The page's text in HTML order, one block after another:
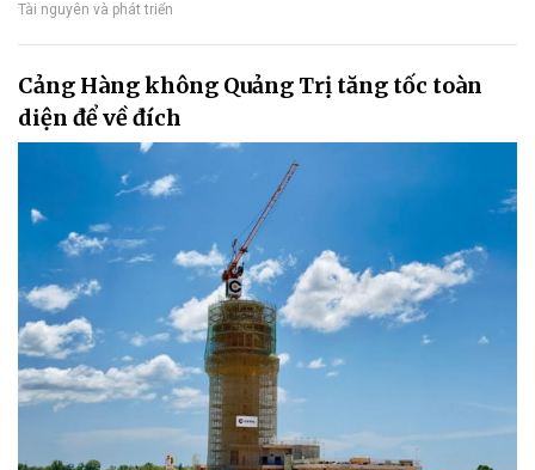
Tài nguyên và phát triển
Cảng Hàng không Quảng Trị tăng tốc toàn
diện để về đích